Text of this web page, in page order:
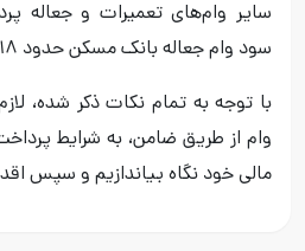
سایر وام‌های تعمیرات و جعاله
سود وام جعاله بانک مسکن حدود ۱۸ درصد تعریف شده‌است.
با توجه به تمام نکات ذکر شده،
وام از طریق ضامن، به شرایط
مالی خود نگاه بیاندازیم و سپس